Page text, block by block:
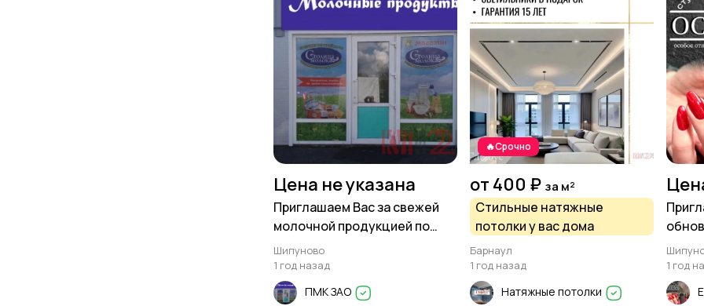
Цена не указана
Приглашаем Вас за свежей
молочной продукцией по
ценам производителя!
Шипуново
1 год назад
ПМК ЗАО
🔥Срочно
от 400 ₽ за м²
Стильные натяжные
потолки у вас дома
Барнаул
1 год назад
Натяжные потолки
1 год